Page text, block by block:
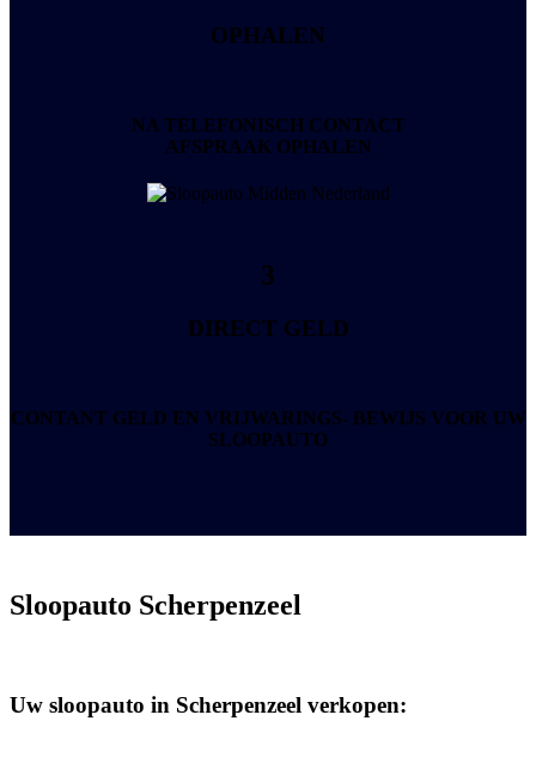
OPHALEN
NA TELEFONISCH CONTACT
AFSPRAAK OPHALEN
3
DIRECT GELD
CONTANT GELD EN VRIJWARINGS- BEWIJS VOOR UW
SLOOPAUTO
Sloopauto Scherpenzeel
Uw sloopauto in Scherpenzeel verkopen: